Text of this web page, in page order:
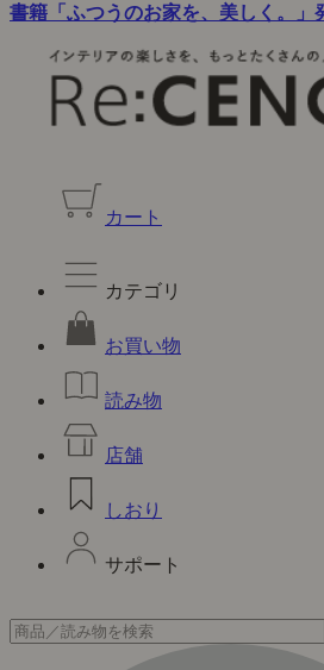
書籍「ふつうのお家を、美しく。」
カート
カテゴリ
お買い物
読み物
店舗
しおり
サポート